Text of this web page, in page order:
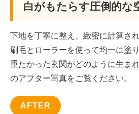
白がもたらす圧倒的な
下地を丁寧に整え、緻密に計算さ
刷毛とローラーを使って均一に塗
重たかった玄関がどのように生ま
のアフター写真をご覧ください。
AFTER